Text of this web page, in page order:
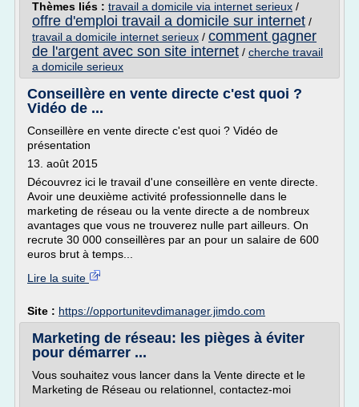
Thèmes liés : travail a domicile via internet serieux /
offre d'emploi travail a domicile sur internet /
travail a domicile internet serieux / comment gagner
de l'argent avec son site internet / cherche travail
a domicile serieux
Conseillère en vente directe c'est quoi ?
Vidéo de ...
Conseillère en vente directe c'est quoi ? Vidéo de
présentation
13. août 2015
Découvrez ici le travail d'une conseillère en vente directe.
Avoir une deuxième activité professionnelle dans le
marketing de réseau ou la vente directe a de nombreux
avantages que vous ne trouverez nulle part ailleurs. On
recrute 30 000 conseillères par an pour un salaire de 600
euros brut à temps...
Lire la suite
Site : https://opportunitevdimanager.jimdo.com
Marketing de réseau: les pièges à éviter
pour démarrer ...
Vous souhaitez vous lancer dans la Vente directe et le
Marketing de Réseau ou relationnel, contactez-moi